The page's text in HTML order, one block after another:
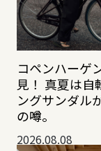
コペンハーゲ
見！ 真夏は
ングサンダル
の噂。
2026.08.08